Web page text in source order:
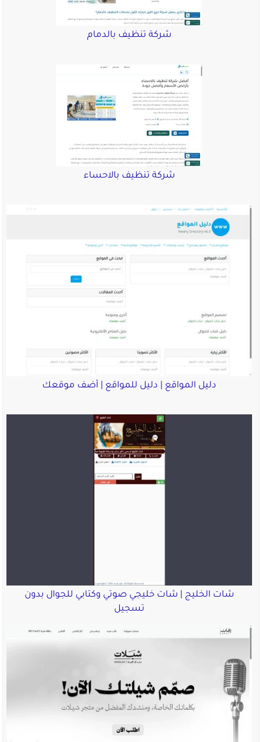
شركة تنظيف بالدمام
شركة تنظيف بالاحساء
دليل المواقع | دليل للمواقع | أضف موقعك
شات الخليج | شات خليجي صوتي وكتابي للجوال بدون
تسجيل